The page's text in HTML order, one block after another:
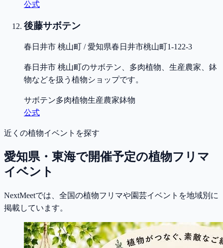
公式
後藤サボテン
春日井市 桃山町 / 愛知県春日井市桃山町1-122-3
春日井市 桃山町のサボテン、多肉植物、生産農家、鉢
物などを扱う植物ショップです。
サボテン多肉植物生産農家鉢物
公式
近くの植物イベントを探す
愛知県・東海で開催予定の植物フリマ
イベント
NextMeetでは、全国の植物フリマや園芸イベントを地域別に
掲載しています。